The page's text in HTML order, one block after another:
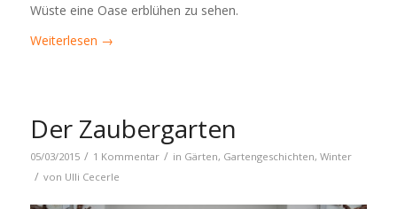
Wüste eine Oase erblühen zu sehen.
Weiterlesen →
Der Zaubergarten
05/03/2015 / 1 Kommentar / in Gärten, Gartengeschichten, Winter
/ von Ulli Cecerle